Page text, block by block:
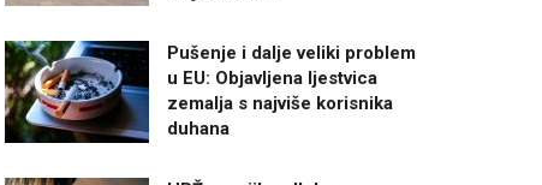
Pušenje i dalje veliki problem
u EU: Objavljena ljestvica
zemalja s najviše korisnika
duhana